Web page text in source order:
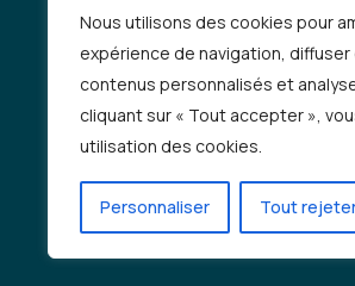
Nous utilisons des cookies pour
expérience de navigation,
contenus personnalisés et
cliquant sur « Tout accepter »,
utilisation des cookies.
Personnaliser Tout